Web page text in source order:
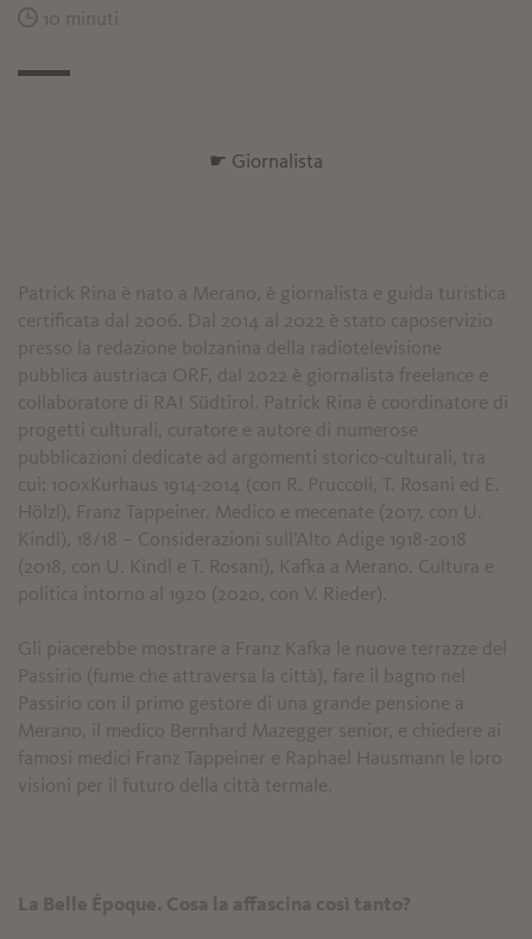
10 minuti
☛ Giornalista
Patrick Rina è nato a Merano, è giornalista e guida turistica
certificata dal 2006. Dal 2014 al 2022 è stato caposervizio
presso la redazione bolzanina della radiotelevisione
pubblica austriaca ORF, dal 2022 è giornalista freelance e
collaboratore di RAI Südtirol. Patrick Rina è coordinatore di
progetti culturali, curatore e autore di numerose
pubblicazioni dedicate ad argomenti storico-culturali, tra
cui: 100xKurhaus 1914-2014 (con R. Pruccoli, T. Rosani ed E.
Hölzl), Franz Tappeiner. Medico e mecenate (2017, con U.
Kindl), 18/18 – Considerazioni sull’Alto Adige 1918-2018
(2018, con U. Kindl e T. Rosani), Kafka a Merano. Cultura e
politica intorno al 1920 (2020, con V. Rieder).
Gli piacerebbe mostrare a Franz Kafka le nuove terrazze del
Passirio (fume che attraversa la città), fare il bagno nel
Passirio con il primo gestore di una grande pensione a
Merano, il medico Bernhard Mazegger senior, e chiedere ai
famosi medici Franz Tappeiner e Raphael Hausmann le loro
visioni per il futuro della città termale.
La Belle Époque. Cosa la affascina così tanto?